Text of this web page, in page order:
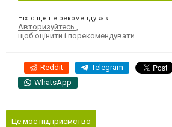
Ніхто ще не рекомендував
Авторизуйтесь
щоб оцінити і порекомендувати
Reddit Telegram
WhatsApp
Це моє підприємство